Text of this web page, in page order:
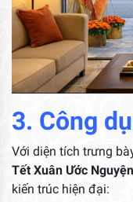
3. Công
Với diện tích trưng
Tết Xuân Ước Nguyện
kiến trúc hiện đại: